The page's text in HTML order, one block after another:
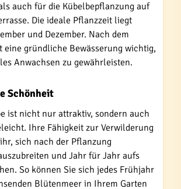
auch für die Kübelbepflanzung auf
Die ideale Pflanzzeit liegt
und Dezember. Nach dem
eine gründliche Bewässerung wichtig,
Anwachsen zu gewährleisten.
Schönheit
ist nicht nur attraktiv, sondern auch
Ihre Fähigkeit zur Verwilderung
sich nach der Pflanzung
und Jahr für Jahr aufs
So können Sie sich jedes Frühjahr
Blütenmeer in Ihrem Garten